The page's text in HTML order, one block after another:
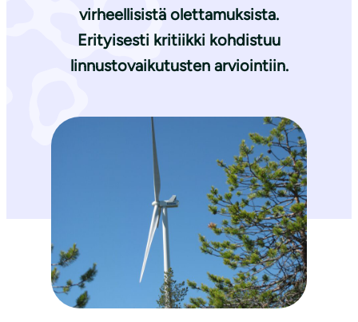
virheellisistä olettamuksista.
Erityisesti kritiikki kohdistuu
linnustovaikutusten arviointiin.